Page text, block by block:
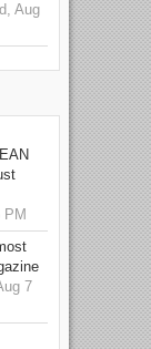
Aug
PM
7